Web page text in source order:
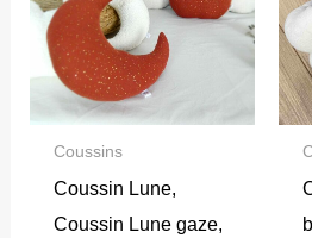
Coussins
Coussin Lune,
Coussin Lune gaze,